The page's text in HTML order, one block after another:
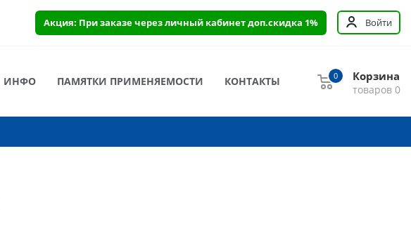
Акция: При заказе через личный кабинет доп.скидка 1% Войти
ИНФО ПАМЯТКИ ПРИМЕНЯЕМОСТИ КОНТАКТЫ Корзина
товаров 0
0